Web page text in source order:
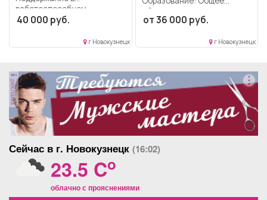
работоспособном
состоянии программное
40 000 руб.
г Новокузнецк
образование.. Правила
организации работы
от 36 000 руб.
г Новокузнецк
реклама
Сейчас в г. Новокузнецк (16:02)
23.5 Co
облачно с прояснениями